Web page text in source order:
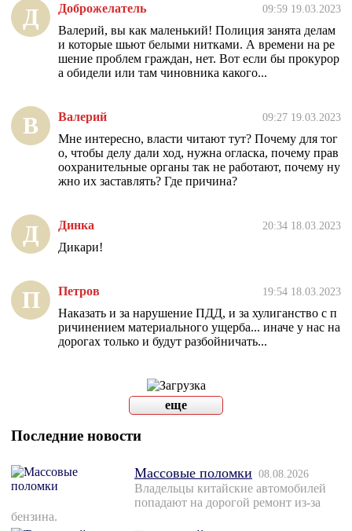
Д Доброжелатель 09:59 19.03.2023
Валерий, вы как маленький! Полиция занята делам
и которые шьют белыми нитками. А времени на ре
шение проблем граждан, нет. Вот если бы прокурор
а обидели или там чиновника какого...
В Валерий 09:27 19.03.2023
Мне интересно, власти читают тут? Почему для тог
о, чтобы делу дали ход, нужна огласка, почему прав
оохранительные органы так не работают, почему ну
жно их заставлять? Где причина?
Д Динка 20:34 18.03.2023
Дикари!
П Петров 19:54 18.03.2023
Наказать и за нарушение ПДД, и за хулиганство с п
ричинением материального ущерба... иначе у нас на
дорогах только и будут разбойничать...
еще
Последние новости
Массовые поломки 08.08.2026
Владельцы китайские автомобилей
попадают на дорогой ремонт из-за
бензина.